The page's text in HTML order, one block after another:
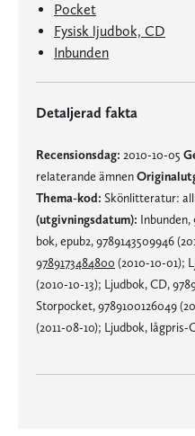
Pocket
Fysisk ljudbok, CD
Inbunden
Detaljerad fakta
Recensionsdag: 2010-10-05
relaterande ämnen
Thema-kod: Skönlitteratur:
(utgivningsdatum): Inbunden,
bok, epub2, 9789143509946
9789173484800 (2010-10-01);
(2010-10-13); Ljudbok, CD,
Storpocket, 9789100126049
(2011-08-10); Ljudbok, lågpris-